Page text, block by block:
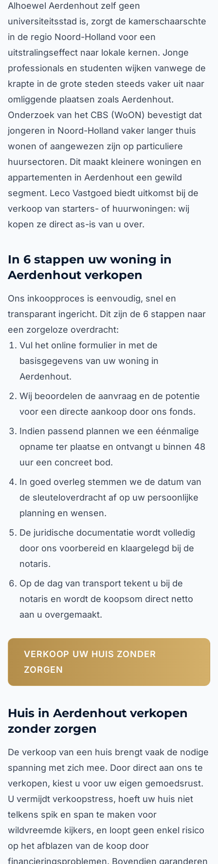
Alhoewel Aerdenhout zelf geen
universiteitsstad is, zorgt de kamerschaarschte
in de regio Noord-Holland voor een
uitstralingseffect naar lokale kernen. Jonge
professionals en studenten wijken vanwege de
krapte in de grote steden steeds vaker uit naar
omliggende plaatsen zoals Aerdenhout.
Onderzoek van het CBS (WoON) bevestigt dat
jongeren in Noord-Holland vaker langer thuis
wonen of aangewezen zijn op particuliere
huursectoren. Dit maakt kleinere woningen en
appartementen in Aerdenhout een gewild
segment. Leco Vastgoed biedt uitkomst bij de
verkoop van starters- of huurwoningen: wij
kopen ze direct as-is van u over.
In 6 stappen uw woning in
Aerdenhout verkopen
Ons inkoopproces is eenvoudig, snel en
transparant ingericht. Dit zijn de 6 stappen naar
een zorgeloze overdracht:
Vul het online formulier in met de
basisgegevens van uw woning in
Aerdenhout.
Wij beoordelen de aanvraag en de potentie
voor een directe aankoop door ons fonds.
Indien passend plannen we een éénmalige
opname ter plaatse en ontvangt u binnen 48
uur een concreet bod.
In goed overleg stemmen we de datum van
de sleuteloverdracht af op uw persoonlijke
planning en wensen.
De juridische documentatie wordt volledig
door ons voorbereid en klaargelegd bij de
notaris.
Op de dag van transport tekent u bij de
notaris en wordt de koopsom direct netto
aan u overgemaakt.
VERKOOP UW HUIS ZONDER
ZORGEN
Huis in Aerdenhout verkopen
zonder zorgen
De verkoop van een huis brengt vaak de nodige
spanning met zich mee. Door direct aan ons te
verkopen, kiest u voor uw eigen gemoedsrust.
U vermijdt verkoopstress, hoeft uw huis niet
telkens spik en span te maken voor
wildvreemde kijkers, en loopt geen enkel risico
op het afblazen van de koop door
financieringsproblemen. Bovendien garanderen